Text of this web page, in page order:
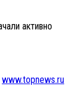
активно
www.topnews.ru